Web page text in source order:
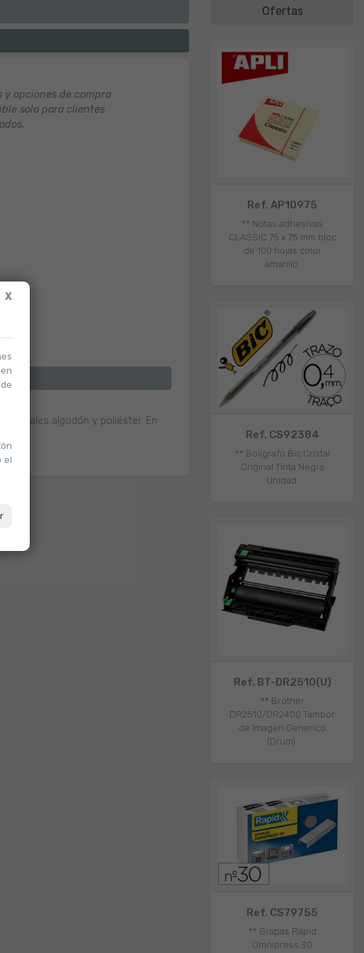
y opciones de compra
solo para clientes
algodón y poliéster. En
Ofertas
Ref. AP10975
** Notas adhesivas
CLASSIC 75 x 75 mm bloc
de 100 hojas color
amarillo.
Ref. CS92384
** Boligrafo Bic Cristal
Original Tinta Negra
Unidad.
Ref. BT-DR2510(U)
** Brother
DR2510/DR2400 Tambor
de Imagen Generico
(Drum).
Ref. CS79755
** Grapas Rapid
Omnipress 30
X
el